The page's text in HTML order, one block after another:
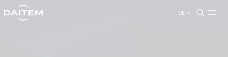
DE
search.label